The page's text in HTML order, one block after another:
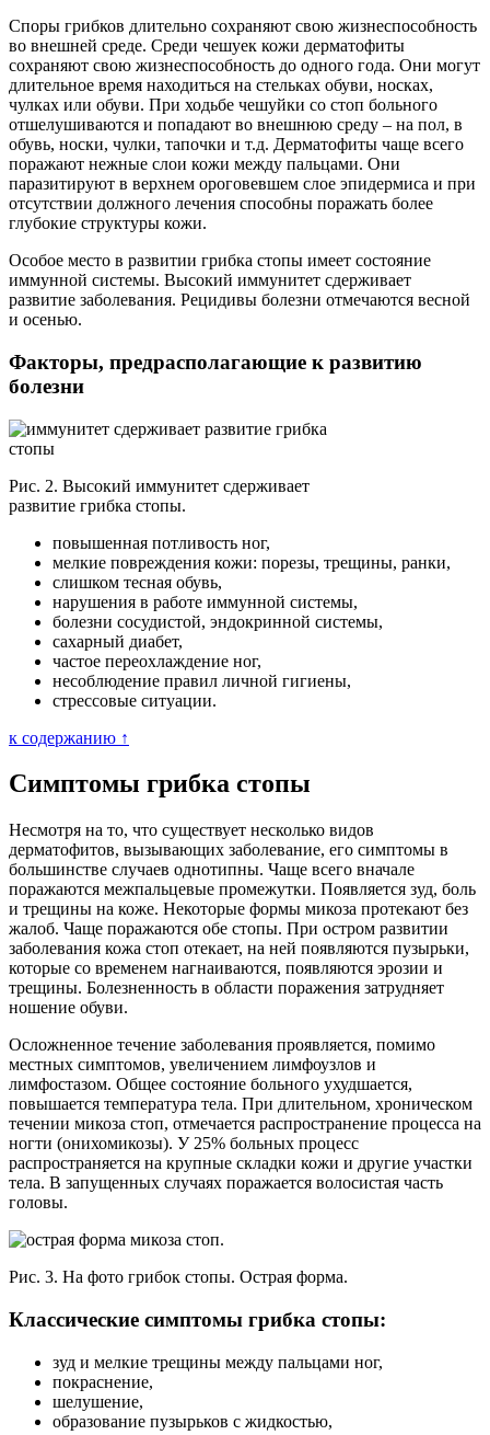
Споры грибков длительно сохраняют свою жизнеспособность
во внешней среде. Среди чешуек кожи дерматофиты
сохраняют свою жизнеспособность до одного года. Они могут
длительное время находиться на стельках обуви, носках,
чулках или обуви. При ходьбе чешуйки со стоп больного
отшелушиваются и попадают во внешнюю среду – на пол, в
обувь, носки, чулки, тапочки и т.д. Дерматофиты чаще всего
поражают нежные слои кожи между пальцами. Они
паразитируют в верхнем ороговевшем слое эпидермиса и при
отсутствии должного лечения способны поражать более
глубокие структуры кожи.
Особое место в развитии грибка стопы имеет состояние
иммунной системы. Высокий иммунитет сдерживает
развитие заболевания. Рецидивы болезни отмечаются весной
и осенью.
Факторы, предрасполагающие к развитию
болезни
Рис. 2. Высокий иммунитет сдерживает
развитие грибка стопы.
повышенная потливость ног,
мелкие повреждения кожи: порезы, трещины, ранки,
слишком тесная обувь,
нарушения в работе иммунной системы,
болезни сосудистой, эндокринной системы,
сахарный диабет,
частое переохлаждение ног,
несоблюдение правил личной гигиены,
стрессовые ситуации.
к содержанию ↑
Симптомы грибка стопы
Несмотря на то, что существует несколько видов
дерматофитов, вызывающих заболевание, его симптомы в
большинстве случаев однотипны. Чаще всего вначале
поражаются межпальцевые промежутки. Появляется зуд, боль
и трещины на коже. Некоторые формы микоза протекают без
жалоб. Чаще поражаются обе стопы. При остром развитии
заболевания кожа стоп отекает, на ней появляются пузырьки,
которые со временем нагнаиваются, появляются эрозии и
трещины. Болезненность в области поражения затрудняет
ношение обуви.
Осложненное течение заболевания проявляется, помимо
местных симптомов, увеличением лимфоузлов и
лимфостазом. Общее состояние больного ухудшается,
повышается температура тела. При длительном, хроническом
течении микоза стоп, отмечается распространение процесса на
ногти (онихомикозы). У 25% больных процесс
распространяется на крупные складки кожи и другие участки
тела. В запущенных случаях поражается волосистая часть
головы.
Рис. 3. На фото грибок стопы. Острая форма.
Классические симптомы грибка стопы:
зуд и мелкие трещины между пальцами ног,
покраснение,
шелушение,
образование пузырьков с жидкостью,